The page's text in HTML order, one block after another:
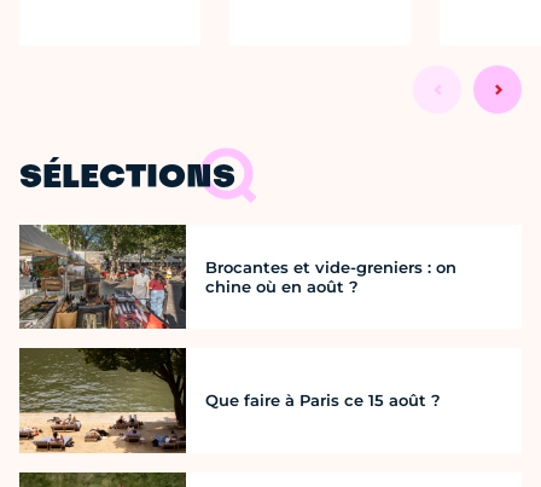
SÉLECTIONS
Brocantes et vide-greniers : on
chine où en août ?
Que faire à Paris ce 15 août ?